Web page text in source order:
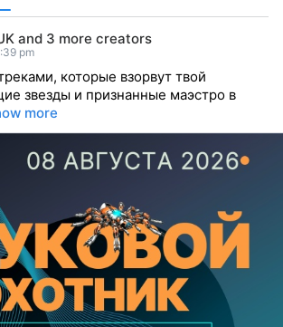
and 3 more creators
pm
которые взорвут твой
звезды и признанные маэстро в
more